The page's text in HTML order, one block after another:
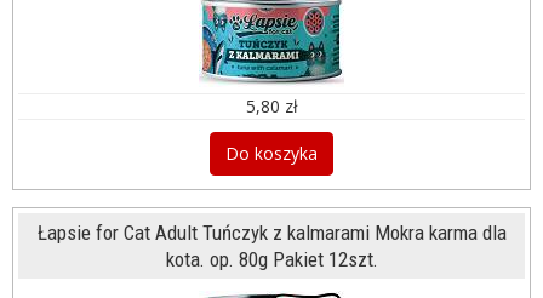
5,80 zł
Do koszyka
Łapsie for Cat Adult Tuńczyk z kalmarami Mokra karma dla
kota. op. 80g Pakiet 12szt.